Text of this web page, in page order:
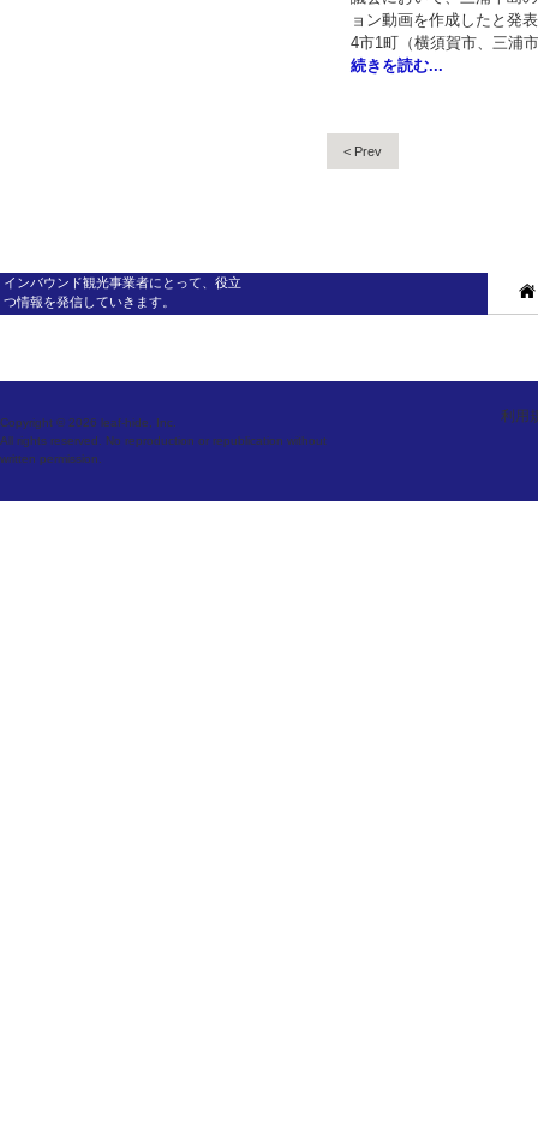
ョン動画を作成したと発
4市1町（横須賀市、三浦
続きを読む...
< Prev
インバウンド観光事業者にとって、役立
つ情報を発信していきます。
Copyright © 2026 leaf-hide, Inc.
All rights reserved. No reproduction or republication without
written permission.
利用